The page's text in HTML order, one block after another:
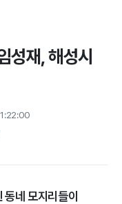
성재, 해성시
네 모지리들이